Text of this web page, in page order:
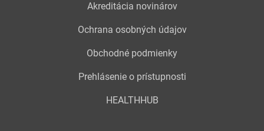
Akreditácia novinárov
Ochrana osobných údajov
Obchodné podmienky
Prehlásenie o prístupnosti
HEALTHHUB